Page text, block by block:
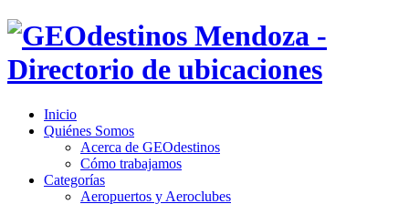
Inicio
Quiénes Somos
Acerca de GEOdestinos
Cómo trabajamos
Categorías
Aeropuertos y Aeroclubes